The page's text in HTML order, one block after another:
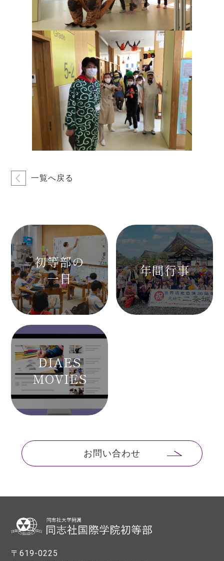
一覧へ戻る
初等部の
一日
年間行事
DIAES
MOVIES
お問い合わせ
〒619-0225